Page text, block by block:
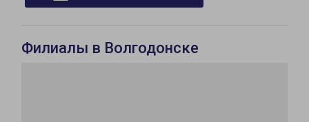
Филиалы в Волгодонске